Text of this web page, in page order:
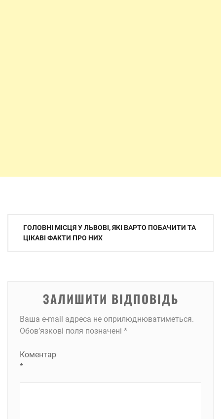
Навігація
записів
ГОЛОВНІ МІСЦЯ У ЛЬВОВІ, ЯКІ ВАРТО ПОБАЧИТИ ТА
ЦІКАВІ ФАКТИ ПРО НИХ
ЗАЛИШИТИ ВІДПОВІДЬ
Ваша e-mail адреса не оприлюднюватиметься.
Обов’язкові поля позначені *
Коментар
*